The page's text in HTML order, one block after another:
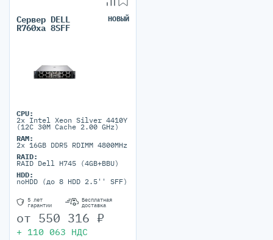
Сервер DELL
R760xa 8SFF
НОВЫЙ
CPU:
2x Intel Xeon Silver 4410Y
(12C 30M Cache 2.00 GHz)
RAM:
2x 16GB DDR5 RDIMM 4800MHz
RAID:
RAID Dell H745 (4GB+BBU)
HDD:
noHDD (до 8 HDD 2.5'' SFF)
5 лет
гарантии
Бесплатная
доставка
от 550 316 ₽
+ 110 063 НДС